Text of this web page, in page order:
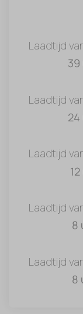
Laadtijd
Laadtijd
Laadtijd
Laadtijd
8
Laadtijd
8